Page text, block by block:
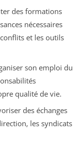
des formations
nécessaires
et les outils
son emploi du
qualité de vie.
des échanges
les syndicats